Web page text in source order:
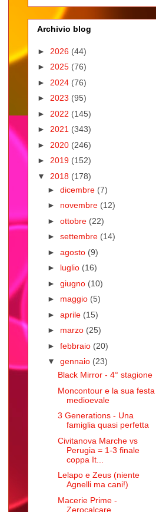
Archivio blog
► 2026 (44)
► 2025 (76)
► 2024 (76)
► 2023 (95)
► 2022 (145)
► 2021 (343)
► 2020 (246)
► 2019 (152)
▼ 2018 (178)
► dicembre (7)
► novembre (12)
► ottobre (22)
► settembre (14)
► agosto (9)
► luglio (16)
► giugno (10)
► maggio (5)
► aprile (15)
► marzo (25)
► febbraio (20)
▼ gennaio (23)
Black Mirror - 4° stagione
Moncontour e la sua festa
medioevale
3 Generations - Una
famiglia quasi perfetta
Civitanova Marche vs
Perugia = 1-3 finale
coppa It...
Lelapo e Zeus (niente
Agnelli ma cani!)
Macerie Prime -
Zerocalcare